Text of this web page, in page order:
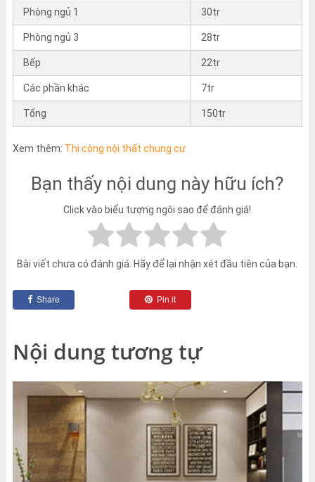
Phòng ngủ 1 30tr
Phòng ngủ 3 28tr
Bếp 22tr
Các phần khác 7tr
Tổng 150tr
Xem thêm: Thi công nội thất chung cư
Bạn thấy nội dung này hữu ích?
Click vào biểu tượng ngôi sao để đánh giá!
Bài viết chưa có đánh giá. Hãy để lại nhận xét đầu tiên của bạn.
Share Pin it
Nội dung tương tự